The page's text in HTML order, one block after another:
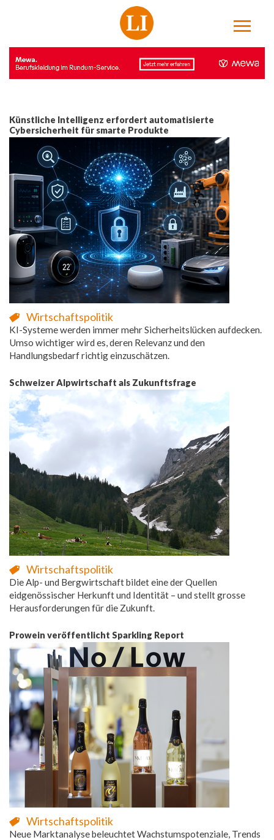
Künstliche Intelligenz erfordert automatisierte
Cybersicherheit für smarte Produkte
Wirtschaftspolitik
KI-Systeme werden immer mehr Sicherheitslücken aufdecken.
Umso wichtiger wird es, deren Relevanz und den
Handlungsbedarf richtig einzuschätzen.
Schweizer Alpwirtschaft als Zukunftsfrage
Wirtschaftspolitik
Die Alp- und Bergwirtschaft bildet eine der Quellen
eidgenössischer Herkunft und Identität – und stellt grosse
Herausforderungen für die Zukunft.
Prowein veröffentlicht Sparkling Report
Wirtschaftspolitik
Neue Marktanalyse beleuchtet Wachstumspotenziale, Trends